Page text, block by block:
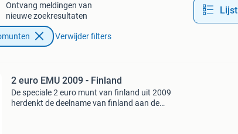
Ontvang meldingen van
nieuwe zoekresultaten
Lijst
Verwijder filters
2 euro EMU 2009 - Finland
De speciale 2 euro munt van finland uit 2009
herdenkt de deelname van finland aan de